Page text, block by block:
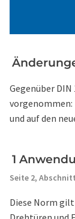
Gegenüber
und auf den
1
Seite 2,
Diese Norm